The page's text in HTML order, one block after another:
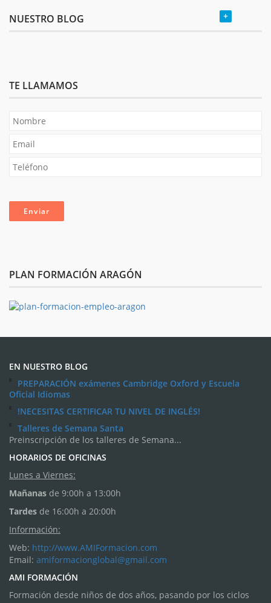
NUESTRO BLOG +
TE LLAMAMOS
PLAN FORMACIÓN ARAGÓN
EN NUESTRO BLOG
PREPARACIÓN exámenes Cambridge Oxford y Escuela
Oficial Idiomas
!NECESITAS CERTIFICAR TU NIVEL DE INGLÉS!
Talleres de Semana Santa
Preinscripción de los talleres de Semana...
HORARIOS DE OFICINAS
Lunes a Viernes:
Mañanas de 9:00h a 13:00h
Tardes de 16:00h a 20:00h
Información:
Web: http://www.AMIFormacion.com
Email: amiformacionglobal@gmail.com
AMI FORMACIÓN
Formación desde niños de dos años, pasando por los ciclos